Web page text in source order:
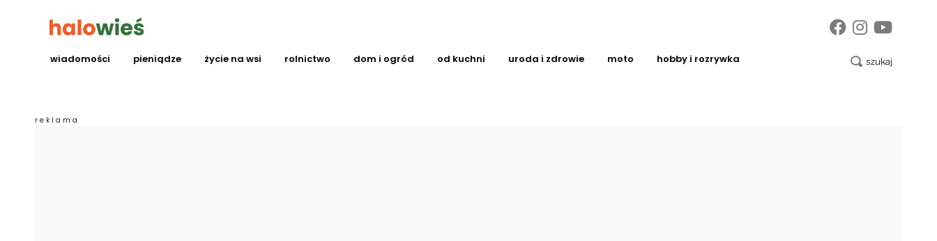
wiadomości pieniądze życie na wsi rolnictwo dom i ogród od kuchni uroda i zdrowie moto hobby i rozrywka